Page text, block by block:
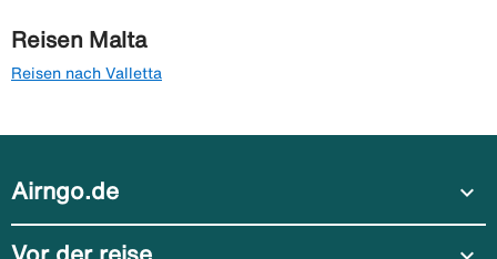
Reisen Malta
Reisen nach Valletta
Airngo.de expand_more
Vor der reise